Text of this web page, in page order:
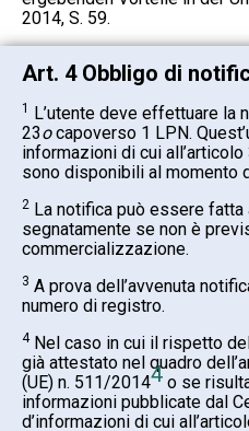
2014, S. 59.
Art. 4 Obbligo di
1 L’utente deve effettuare la
23ocapoverso 1 LPN.
informazioni di cui
sono disponibili al momento
2 La notifica può essere fatta
segnatamente se non è
commercializzazione.
3 A prova dell’avvenuta
numero di registro.
4Nel caso in cui il rispetto
già attestato nel quadro
(UE) n. 511/20144 o se
informazioni pubblicate dal
d’informazioni di cui